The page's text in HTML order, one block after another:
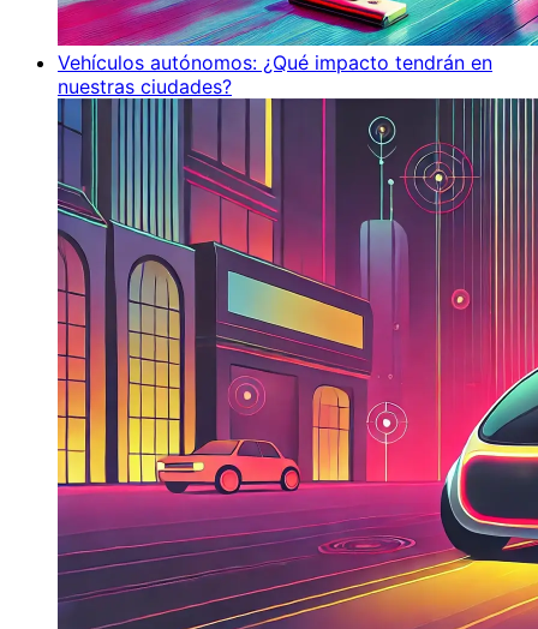
Vehículos autónomos: ¿Qué impacto tendrán en
nuestras ciudades?